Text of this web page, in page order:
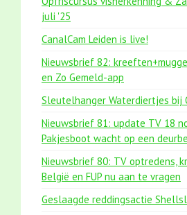
juli '25
CanalCam Leiden is live!
Nieuwsbrief 82:
en Zo Gemeld-app
Sleutelhanger Waterdiertjes bij
Nieuwsbrief 81: update TV 18
Pakjesboot wacht op een
Nieuwsbrief 80: TV optredens,
België en FUP nu aan te vragen
Geslaagde reddingsactie